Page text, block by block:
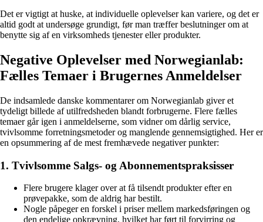
Det er vigtigt at huske, at individuelle oplevelser kan variere, og det er
altid godt at undersøge grundigt, før man træffer beslutninger om at
benytte sig af en virksomheds tjenester eller produkter.
Negative Oplevelser med Norwegianlab:
Fælles Temaer i Brugernes Anmeldelser
De indsamlede danske kommentarer om Norwegianlab giver et
tydeligt billede af utilfredsheden blandt forbrugerne. Flere fælles
temaer går igen i anmeldelserne, som vidner om dårlig service,
tvivlsomme forretningsmetoder og manglende gennemsigtighed. Her er
en opsummering af de mest fremhævede negativer punkter:
1. Tvivlsomme Salgs- og Abonnementspraksisser
Flere brugere klager over at få tilsendt produkter efter en
prøvepakke, som de aldrig har bestilt.
Nogle påpeger en forskel i priser mellem markedsføringen og
den endelige opkrævning, hvilket har ført til forvirring og